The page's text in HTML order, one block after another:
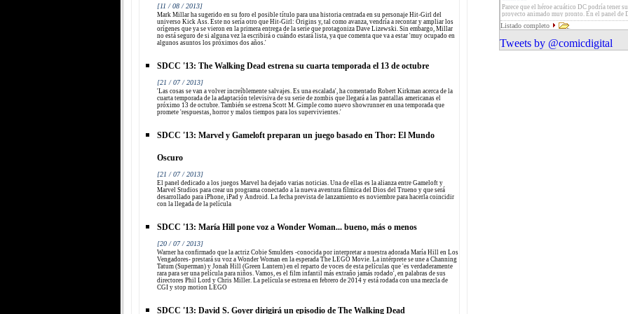
[11 / 08 / 2013]
Mark Millar ha sugerido en su foro el posible título para una historia centrada en su personaje Hit-Girl del
universo Kick Ass. Este no sería otro que Hit-Girl: Origins y, tal como avanza, vendría a recontar y ampliar los
orígenes que ya se vieron en la primera entrega de la serie que protagoniza Dave Lizewski. Sin embargo, Millar
no está seguro de si alguna vez la escribirá o cuándo estará lista, ya que comenta que va a estar 'muy ocupado en
algunos asuntos los próximos dos años.'
SDCC '13: The Walking Dead estrena su cuarta temporada el 13 de octubre
[21 / 07 / 2013]
'Las cosas se van a volver increíblemente salvajes. Es una escalada', ha comentado Robert Kirkman acerca de la
cuarta temporada de la adaptación televisiva de su serie de zombis que llegará a las pantallas americanas el
próximo 13 de octubre. También se estrena Scott M. Gimple como nuevo showrunner en una temporada que
promete 'respuestas, horror y malos tiempos para los supervivientes.'
SDCC '13: Marvel y Gameloft preparan un juego basado en Thor: El Mundo
Oscuro
[21 / 07 / 2013]
El panel dedicado a los juegos Marvel ha dejado varias noticias. Una de ellas es la alianza entre Gameloft y
Marvel Studios para crear un programa conectado a la nueva aventura fílmica del Dios del Trueno y que será
desarrollado para iPhone, iPad y Android. La fecha prevista de lanzamiento es noviembre para hacerla coincidir
con la llegada de la película
SDCC '13: María Hill pone voz a Wonder Woman... bueno, más o menos
[20 / 07 / 2013]
Warner ha confirmado que la actriz Cobie Smulders -conocida por interpretar a nuestra adorada María Hill en Los
Vengadores- prestará su voz a Wonder Woman en la esperada The LEGO Movie. La intérprete se une a Channing
Tatum (Superman) y Jonah Hill (Green Lantern) en el reparto de voces de esta películas que 'es verdaderamente
rara para ser una película para niños. Vamos, es el film infantil más extraño jamás rodado', en palabras de sus
directores Phil Lord y Chris Miller. La película se estrena en febrero de 2014 y está rodada con una mezcla de
CGI y stop motion LEGO
SDCC '13: David S. Goyer dirigirá un episodio de The Walking Dead
'Capitán América: Soldado de Invierno'.
escenas inéditas, comentarios y making-ofs
el lanzamiento.
Gimple como showrunner y Robert Kirkman,
Anne Hurd, David Alpert, Greg Nicotero y Tom
como productores ejecutivos
Parece que el héroe acuático DC podría tener
proyecto animado muy pronto. En el panel de
Entertainment se ha insinuado que, a pesar de
aparecer en la siguiente película Justice
futuros estrenos de la compañía
Listado completo
Tweets by @comicdigital